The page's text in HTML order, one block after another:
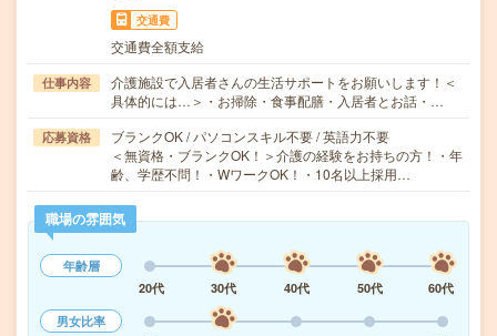
交通費
交通費全額支給
仕事内容
介護施設で入居者さんの生活サポートをお願いします！＜
具体的には…＞・お掃除・食事配膳・入居者とお話・…
応募資格
ブランクOK / パソコンスキル不要 / 英語力不要
＜無資格・ブランクOK！＞介護の経験をお持ちの方！・年
齢、学歴不問！・WワークOK！・10名以上採用…
職場の雰囲気
年齢層
20代
30代 40代 50代
60代
男女比率